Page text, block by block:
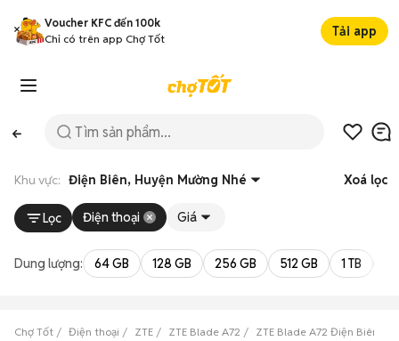
Voucher KFC đến 100k
Chỉ có trên app Chợ Tốt
Tải app
Khu vực: Điện Biên, Huyện Mường Nhé Xoá lọc
Lọc Điện thoại Giá
Dung lượng: 64 GB 128 GB 256 GB 512 GB 1 TB
Chợ Tốt Điện thoại ZTE ZTE Blade A72 ZTE Blade A72 Điện Biên